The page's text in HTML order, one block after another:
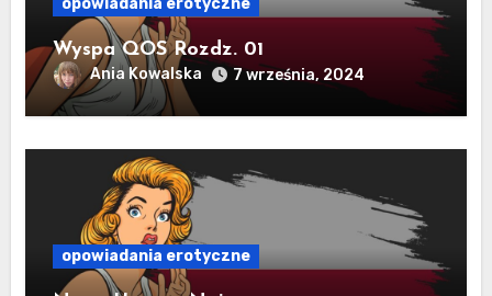
Wyspa QOS Rozdz. 01
Ania Kowalska 7 września, 2024
opowiadania erotyczne